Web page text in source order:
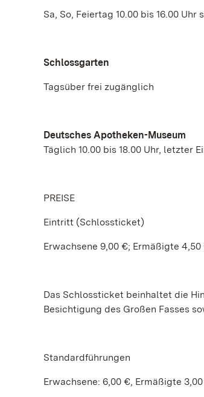
Sa, So, Feiertag 10.00 bis 16.00 Uhr
Schlossgarten
Tagsüber frei zugänglich
Deutsches Apotheken-Museum
Täglich 10.00 bis 18.00 Uhr, letzter
PREISE
Eintritt (Schlossticket)
Erwachsene 9,00 €; Ermäßigte 4,50
Das Schlossticket beinhaltet die
Besichtigung des Großen Fasses
Standardführungen
Erwachsene: 6,00 €, Ermäßigte